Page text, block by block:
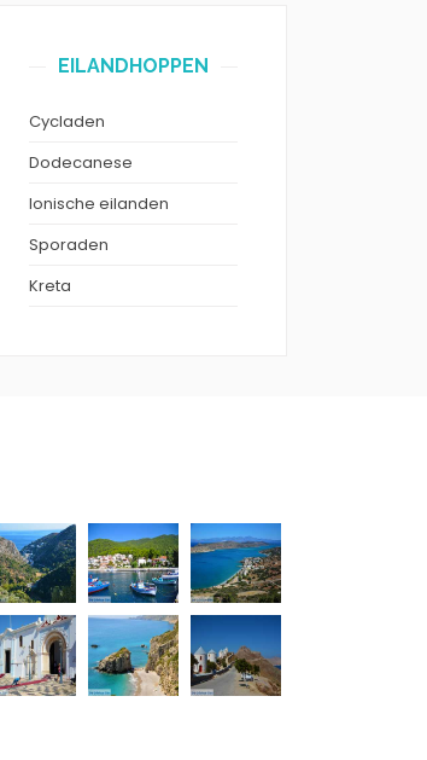
EILANDHOPPEN
Cycladen
Dodecanese
Ionische eilanden
Sporaden
Kreta